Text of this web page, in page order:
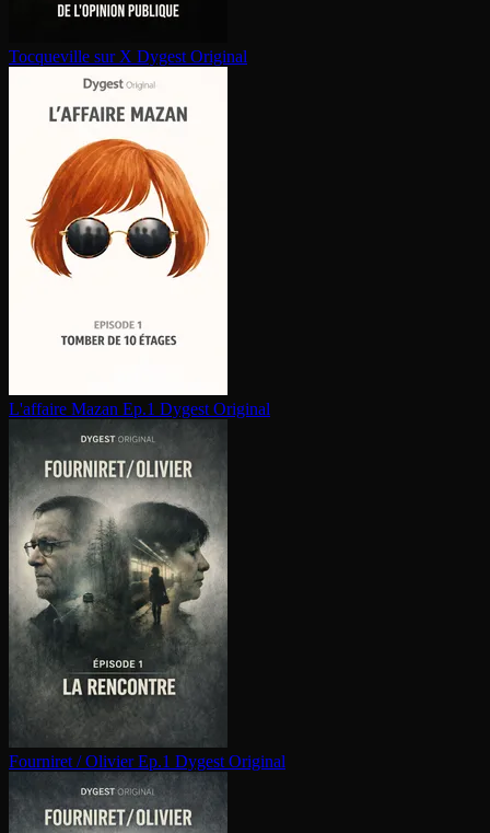
Tocqueville sur X Dygest Original
L'affaire Mazan Ep.1 Dygest Original
Fourniret / Olivier Ep.1 Dygest Original